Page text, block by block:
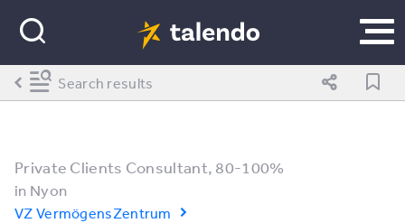
Private Clients Consultant, 80-100%
in Nyon
VZ VermögensZentrum
Search results